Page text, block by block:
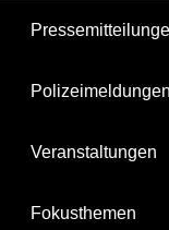
Polizeimeldungen
Veranstaltungen
Fokusthemen